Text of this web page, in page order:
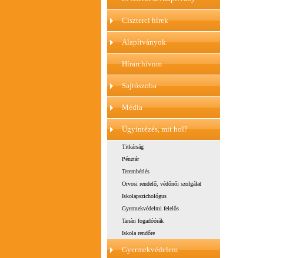
Ciszterci hírek
Alapítványok
Hírarchívum
Sajtószoba
Média
Ügyintézés, mit hol?
Titkárság
Pénztár
Terembérlés
Orvosi rendelő, védőnői szolgálat
Iskolapszichológus
Gyermekvédelmi felelős
Tanári fogadóórák
Iskola rendőre
Gyermekvédelem